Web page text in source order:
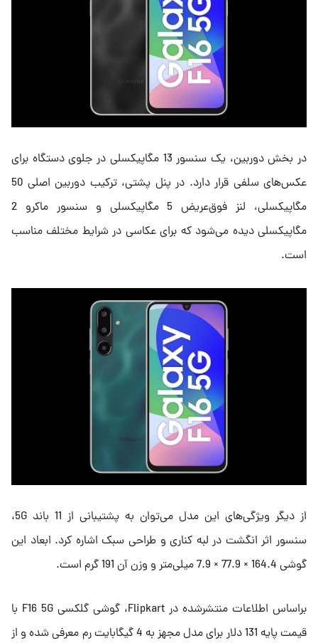
در بخش دوربین، یک سنسور 13 مگاپیکسلی در جلوی دستگاه برای
عکس‌های سلفی قرار دارد. در پنل پشتی، ترکیب دوربین اصلی 50
مگاپیکسلی، لنز فوق‌عریض 5 مگاپیکسلی و سنسور ماکرو 2
مگاپیکسلی دیده می‌شود که برای عکاسی در شرایط مختلف مناسب
است.
از دیگر ویژگی‌های این مدل می‌توان به پشتیبانی از 11 باند 5G،
سنسور اثر انگشت در لبه کناری و طراحی سبک اشاره کرد. ابعاد این
گوشی 164.4 × 77.9 × 7.9 میلی‌متر و وزن آن 191 گرم است.
براساس اطلاعات منتشرشده در Flipkart، گوشی گلکسی F16 5G با
قیمت پایه 131 دلار برای مدل مجهز به 4 گیگابایت رم معرفی شده و از